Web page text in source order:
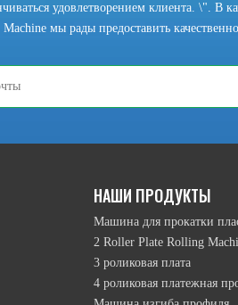
удовлетворением клиента. \". В
Machine мы рады предоставить
НАШИ ПРОДУКТЫ
Машина для прокатки
2 Roller Plate Rolling
3 роликовая плата
4 роликовая платежная